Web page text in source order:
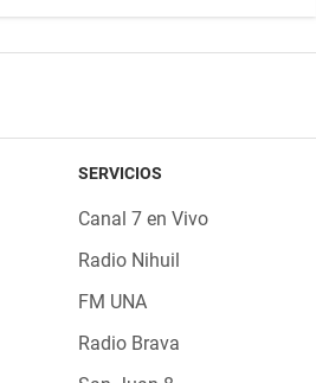
SERVICIOS
Canal 7 en Vivo
Radio Nihuil
FM UNA
Radio Brava